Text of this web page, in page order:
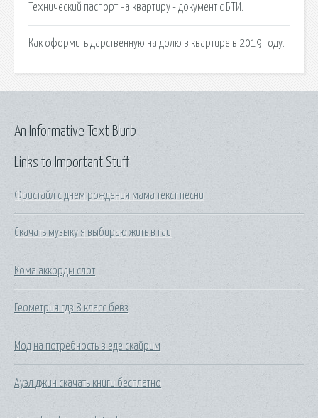
Технический паспорт на квартиру - документ с БТИ.
Как оформить дарственную на долю в квартире в 2019 году.
Links to Important Stuff
Фристайл с днем рождения мама текст песни
Скачать музыку я выбираю жить в гаи
Кома аккорды слот
Геометрия гдз 8 класс бевз
Мод на потребность в еде скайрим
Ауэл джин скачать книги бесплатно
An Informative Text Blurb